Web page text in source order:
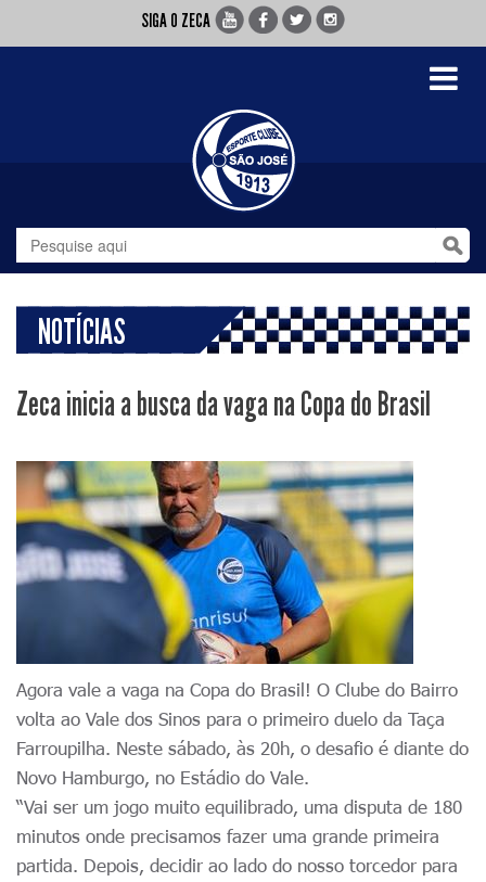
SIGA O ZECA
Toggle
NOTÍCIAS
Zeca inicia a busca da vaga na Copa do Brasil
Agora vale a vaga na Copa do Brasil! O Clube do Bairro
volta ao Vale dos Sinos para o primeiro duelo da Taça
Farroupilha. Neste sábado, às 20h, o desafio é diante do
Novo Hamburgo, no Estádio do Vale.
“Vai ser um jogo muito equilibrado, uma disputa de 180
minutos onde precisamos fazer uma grande primeira
partida. Depois, decidir ao lado do nosso torcedor para